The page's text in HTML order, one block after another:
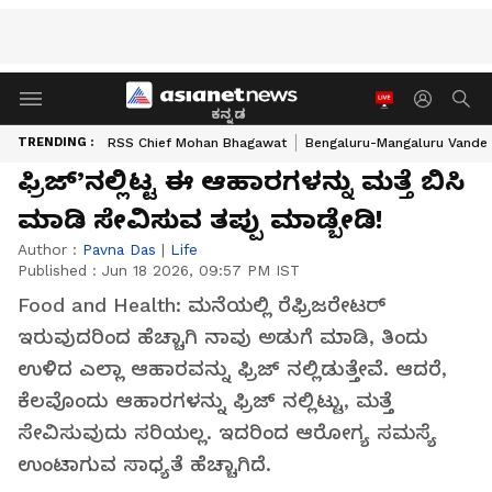
ಕನ್ನಡ
TRENDING : RSS Chief Mohan Bhagawat Bengaluru-Mangaluru
ಫ್ರಿಜ್’ನಲ್ಲಿಟ್ಟ ಈ ಆಹಾರಗಳನ್ನು ಮತ್ತೆ ಬಿಸಿ
ಮಾಡಿ ಸೇವಿಸುವ ತಪ್ಪು ಮಾಡ್ಬೇಡಿ!
Author : Pavna Das | Life
Published : Jun 18 2026, 09:57 PM IST
Food and Health: ಮನೆಯಲ್ಲಿ ರೆಫ್ರಿಜರೇಟರ್
ಇರುವುದರಿಂದ ಹೆಚ್ಚಾಗಿ ನಾವು ಅಡುಗೆ ಮಾಡಿ, ತಿಂದು
ಉಳಿದ ಎಲ್ಲಾ ಆಹಾರವನ್ನು ಫ್ರಿಜ್ ನಲ್ಲಿಡುತ್ತೇವೆ. ಆದರೆ,
ಕೆಲವೊಂದು ಆಹಾರಗಳನ್ನು ಫ್ರಿಜ್ ನಲ್ಲಿಟ್ಟು, ಮತ್ತೆ
ಸೇವಿಸುವುದು ಸರಿಯಲ್ಲ. ಇದರಿಂದ ಆರೋಗ್ಯ ಸಮಸ್ಯೆ
ಉಂಟಾಗುವ ಸಾಧ್ಯತೆ ಹೆಚ್ಚಾಗಿದೆ.